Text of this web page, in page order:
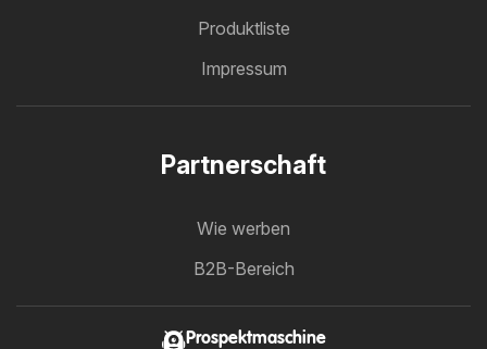
Produktliste
Impressum
Partnerschaft
Wie werben
B2B-Bereich
Prospektmaschine